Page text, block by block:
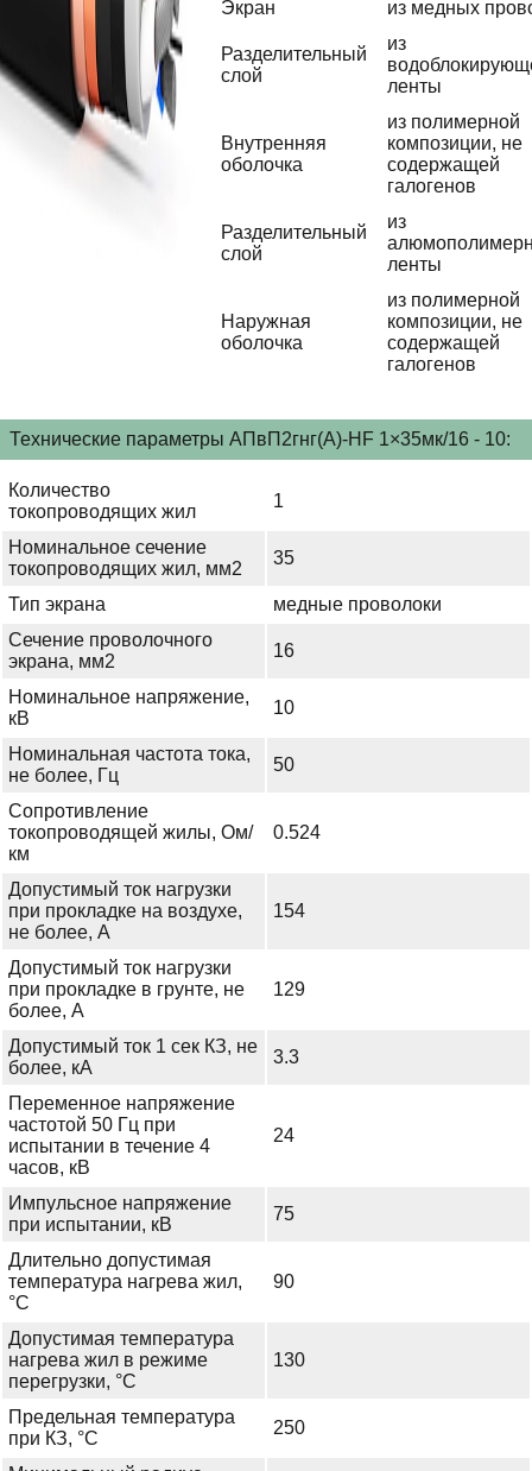
Экран
из медных
Разделительный
слой
из
ленты
Внутренняя
оболочка
из полимерной
композиции, не
содержащей
галогенов
Разделительный
слой
из
ленты
Наружная
оболочка
из полимерной
композиции, не
содержащей
галогенов
Технические параметры АПвП2гнг(А)-HF 1×35мк/16 - 10:
Количество
токопроводящих жил
1
Номинальное сечение
токопроводящих жил, мм2
35
Тип экрана
медные проволоки
Сечение проволочного
экрана, мм2
16
Номинальное напряжение,
кВ
10
Номинальная частота тока,
не более, Гц
50
Сопротивление
токопроводящей жилы, Ом/
км
0.524
Допустимый ток нагрузки
при прокладке на воздухе,
не более, А
154
Допустимый ток нагрузки
при прокладке в грунте, не
более, А
129
Допустимый ток 1 сек КЗ, не
более, кА
3.3
Переменное напряжение
частотой 50 Гц при
испытании в течение 4
часов, кВ
24
Импульсное напряжение
при испытании, кВ
75
Длительно допустимая
температура нагрева жил,
°С
90
Допустимая температура
нагрева жил в режиме
перегрузки, °С
130
Предельная температура
при КЗ, °С
250